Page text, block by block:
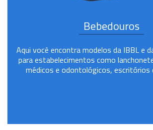
Bebedouros
Aqui você encontra modelos da IBBL e
para estabelecimentos como
médicos e odontológicos,